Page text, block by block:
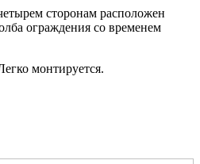
сторонам расположен
ограждения со временем
монтируется.